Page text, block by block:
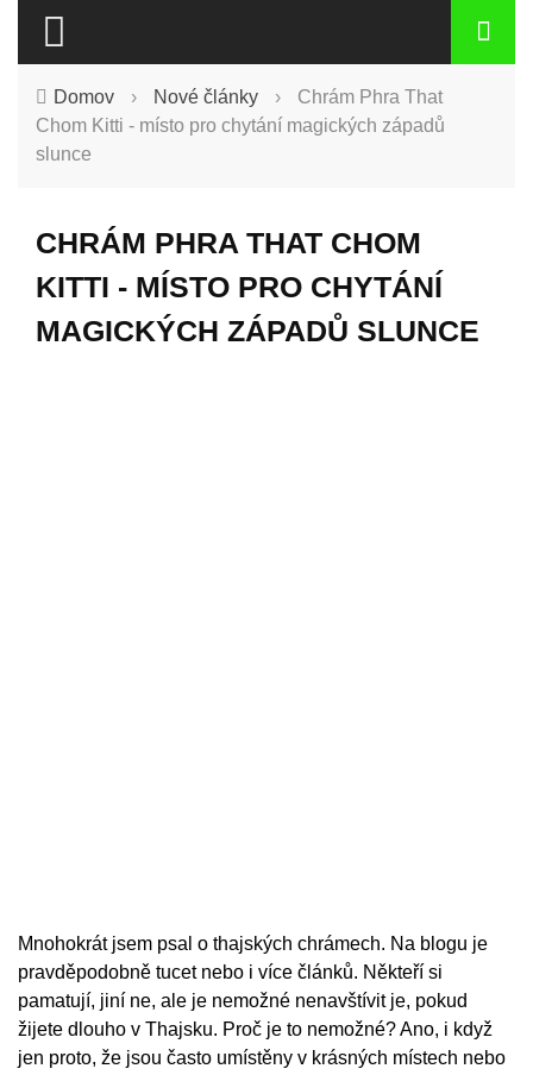
Domov › Nové články ›
Chrám Phra That
Chom Kitti - místo pro chytání magických západů
slunce
CHRÁM PHRA THAT CHOM
KITTI - MÍSTO PRO CHYTÁNÍ
MAGICKÝCH ZÁPADŮ SLUNCE
Mnohokrát jsem psal o thajských chrámech. Na blogu je
pravděpodobně tucet nebo i více článků. Někteří si
pamatují, jiní ne, ale je nemožné nenavštívit je, pokud
žijete dlouho v Thajsku. Proč je to nemožné? Ano, i když
jen proto, že jsou často umístěny v krásných místech nebo